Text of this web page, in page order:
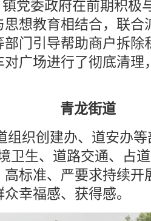
党委政府在前期积极
思想教育相结合，联
门引导帮助商户拆除
广场进行了彻底清理
青龙街道
组织创建办、道安办
卫生、道路交通、占
标准、严要求持续开
幸福感、获得感。